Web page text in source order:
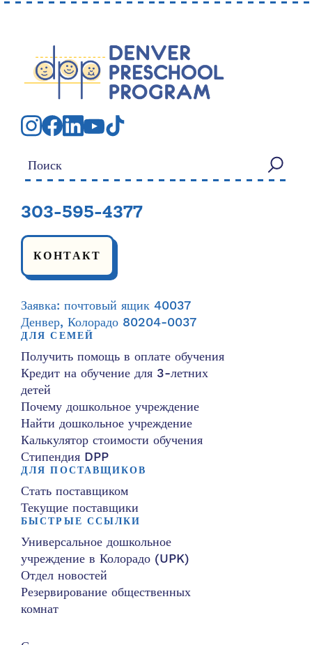
Искать:
303-595-4377
КОНТАКТ
Заявка: почтовый ящик 40037
Денвер, Колорадо 80204-0037
ДЛЯ СЕМЕЙ
Получить помощь в оплате обучения
Кредит на обучение для 3-летних
детей
Почему дошкольное учреждение
Найти дошкольное учреждение
Калькулятор стоимости обучения
Стипендия DPP
ДЛЯ ПОСТАВЩИКОВ
Стать поставщиком
Текущие поставщики
БЫСТРЫЕ ССЫЛКИ
Универсальное дошкольное
учреждение в Колорадо (UPK)
Отдел новостей
Резервирование общественных
комнат